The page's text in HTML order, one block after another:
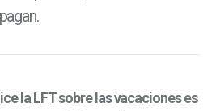
la LFT sobre las vacacioneses